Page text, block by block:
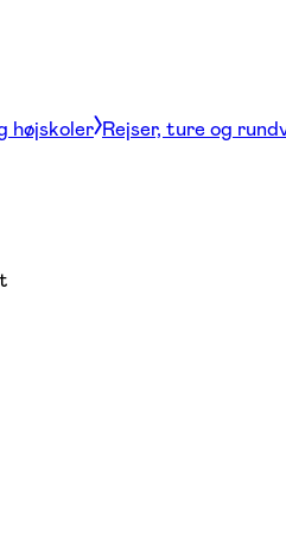
højskoler Rejser, ture og